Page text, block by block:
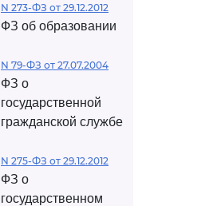
N 273-ФЗ от 29.12.2012
ФЗ об образовании
N 79-ФЗ от 27.07.2004
ФЗ о
государственной
гражданской службе
N 275-ФЗ от 29.12.2012
ФЗ о
государственном